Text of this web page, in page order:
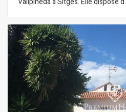
propriété est répartie sur trois
se trouve la pièce à vivre avec
sur la piscine et le jardin. Vient
indépendante donnant sur une
une buanderie séparée. Enfin,
double avec douche et WC. Au deuxième étage, l'espace nuit
comprend cinq chambres
salle de bain complète. Au troisième étage, une mansarde
spacieuse avec accès à un